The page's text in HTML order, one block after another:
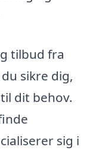
tilbud fra
sikre dig,
dit behov.
sig i